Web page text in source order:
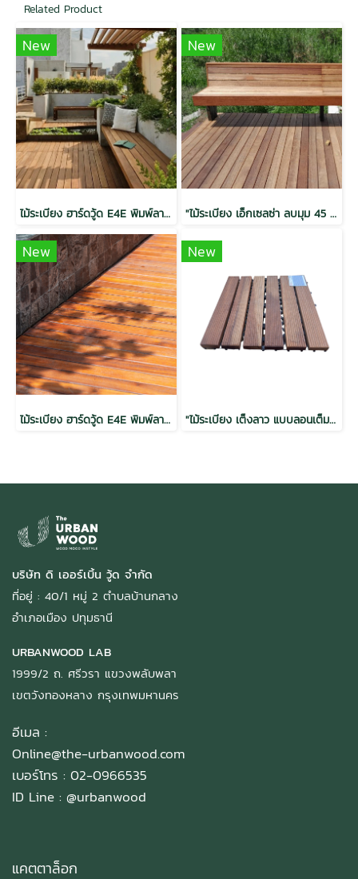
Related Product
New
ไม้ระเบียง ฮาร์ดวู้ด E4E พิมพ์ลาย อบ กันปลวก H3.2 สีวอลนัท 1.5x6x2.0(28mm.x130mm.)
New
"ไม้ระเบียง เอ็กเซลซ่า ลบมุม 45 ไม่พิมพ์ลาย อบ กันปลวก H3.2 1x4x3.0 (18mm.x85mm.)"
New
ไม้ระเบียง ฮาร์ดวู้ด E4E พิมพ์ลาย อบ กันปลวก H3.2 สีไม้แดง 1x4x2.0 (18mm.x85mm.)
New
"ไม้ระเบียง เต็งลาว แบบลอนเต็ม อบ กันปลวก H3.2 25x300x300mm."
บริษัท ดิ เออร์เบิ้น วู้ด จำกัด
ที่อยู่ : 40/1 หมู่ 2 ตำบลบ้านกลาง
อำเภอเมือง ปทุมธานี
URBANWOOD LAB
1999/2 ถ. ศรีวรา แขวงพลับพลา
เขตวังทองหลาง กรุงเทพมหานคร
อีเมล :
Online@the-urbanwood.com
เบอร์โทร : 02-0966535
ID Line : @urbanwood
แคตตาล็อก